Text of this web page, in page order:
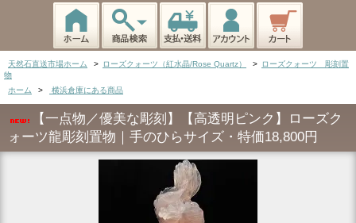
天然石直送市場ホーム > ローズクォーツ（紅水晶/Rose Quartz） >
ローズクォーツ 彫刻置
物
ホーム
> 横浜倉庫にある商品
【一点物／優美な彫刻】【高透明ピンク】ローズク
ォーツ龍彫刻置物｜手のひらサイズ・特価18,800円